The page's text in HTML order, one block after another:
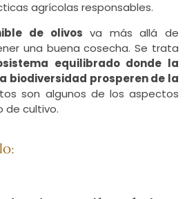
agrícolas responsables.
de olivos va más allá de
una buena cosecha. Se trata
equilibrado donde la
biodiversidad prosperen de la
son algunos de los aspectos
de cultivo.